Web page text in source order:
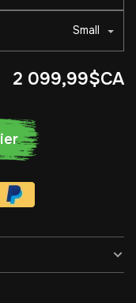
Small
2 099,99$CA